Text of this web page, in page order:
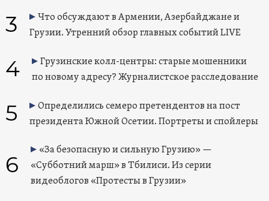
3
Что обсуждают в Армении, Азербайджане и
Грузии. Утренний обзор главных событий LIVE
4
Грузинские колл-центры: старые мошенники
по новому адресу? Журналистское расследование
5
Определились семеро претендентов на пост
президента Южной Осетии. Портреты и спойлеры
6
«За безопасную и сильную Грузию» —
«Субботний марш» в Тбилиси. Из серии
видеоблогов «Протесты в Грузии»